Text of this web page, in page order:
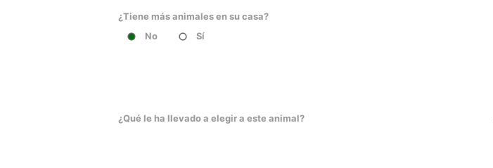
¿Tiene más animales en su casa?
No
Sí
¿Qué le ha llevado a elegir a este animal?